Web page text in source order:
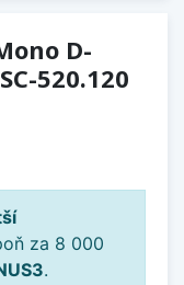
D-
520.120
za 8 000
.